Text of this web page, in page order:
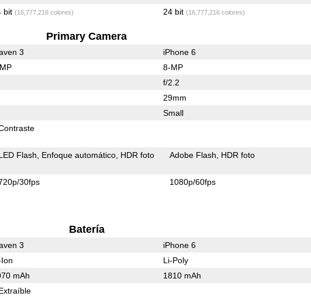
bit (16,777,216 colores) 24 bit (16,777,216 colores)
Primary Camera
3 iPhone 6
8-MP
f/2.2
29mm
Small
Flash Enfoque automático HDR foto Adobe Flash HDR foto
30fps 1080p/60fps
Batería
3 iPhone 6
Li-Poly
mAh 1810 mAh